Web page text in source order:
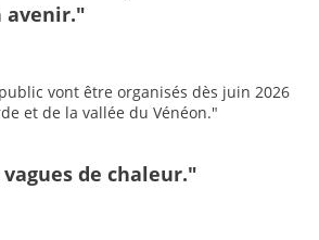
avenir."
vont être organisés dès juin 2026
et de la vallée du Vénéon."
de chaleur."